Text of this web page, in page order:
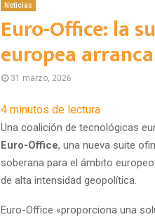
Noticias
Euro-Office: la
europea
31 marzo, 2026
4 minutos de lectura
Una coalición de tecnológicas
Euro-Office, una nueva suite
soberana para el ámbito
de alta intensidad geopolítica.
Euro-Office «proporciona una